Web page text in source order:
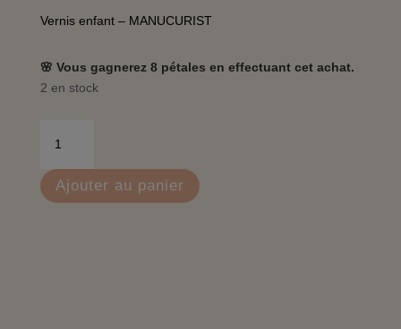
Vernis enfant – MANUCURIST
🌸 Vous gagnerez 8 pétales en effectuant cet achat.
2 en stock
Vernis
enfant
Ajouter au panier